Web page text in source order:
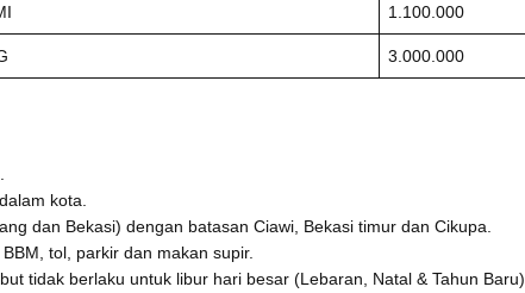
1.100.000
3.000.000
kota.
dan Bekasi) dengan batasan Ciawi, Bekasi timur dan Cikupa.
tol, parkir dan makan supir.
tidak berlaku untuk libur hari besar (Lebaran, Natal & Tahun Baru)